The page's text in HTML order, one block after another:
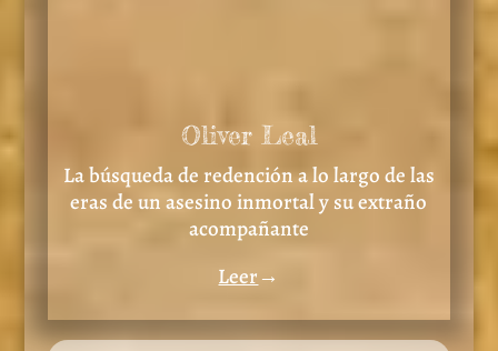
Oliver Leal
La búsqueda de redención a lo largo de las
eras de un asesino inmortal y su extraño
acompañante
Leer→